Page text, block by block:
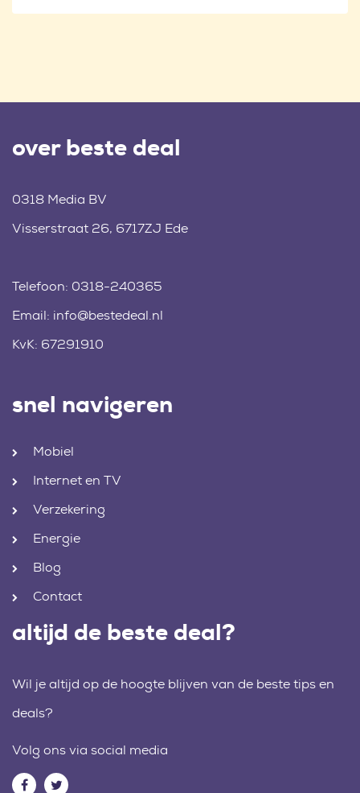
over beste deal
0318 Media BV
Visserstraat 26, 6717ZJ Ede
Telefoon: 0318-240365
Email: info@bestedeal.nl
KvK: 67291910
snel navigeren
Mobiel
Internet en TV
Verzekering
Energie
Blog
Contact
altijd de beste deal?
Wil je altijd op de hoogte blijven van de beste tips en
deals?
Volg ons via social media